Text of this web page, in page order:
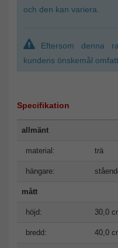
och den kan variera.
Eftersom denna
kundens önskemål
Specifikation
allmänt
material: trä
hängare:
mått
höjd: 30,0
bredd: 40,0